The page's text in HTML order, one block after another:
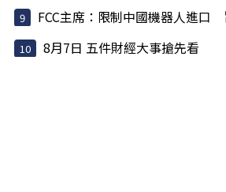
FCC主席：限制中國機器人進口
8月7日 五件財經大事搶先看